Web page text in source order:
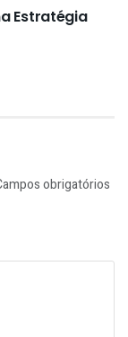
Estratégia
obrigatórios